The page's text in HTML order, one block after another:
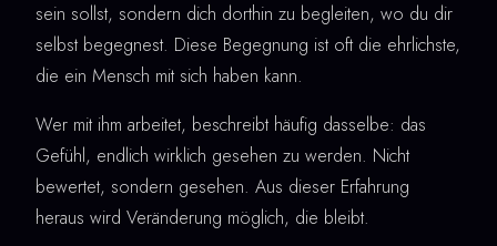
sein sollst, sondern dich dorthin zu begleiten, wo du dir
selbst begegnest. Diese Begegnung ist oft die ehrlichste,
die ein Mensch mit sich haben kann.
Wer mit ihm arbeitet, beschreibt häufig dasselbe: das
Gefühl, endlich wirklich gesehen zu werden. Nicht
bewertet, sondern gesehen. Aus dieser Erfahrung
heraus wird Veränderung möglich, die bleibt.